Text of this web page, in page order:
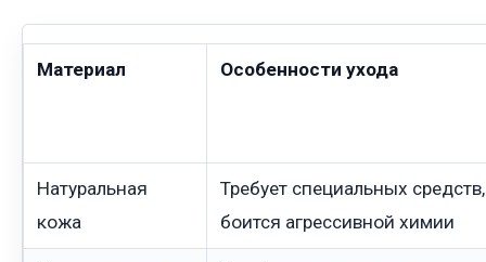
Материал Особенности ухода
Натуральная
кожа
Требует специальных средств,
боится агрессивной химии